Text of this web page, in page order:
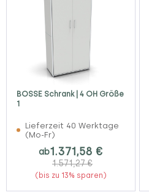
BOSSE Schrank | 4 OH Größe
1
Lieferzeit 40 Werktage
(Mo-Fr)
ab1.371,58 €
1.571,27 €
(bis zu 13% sparen)